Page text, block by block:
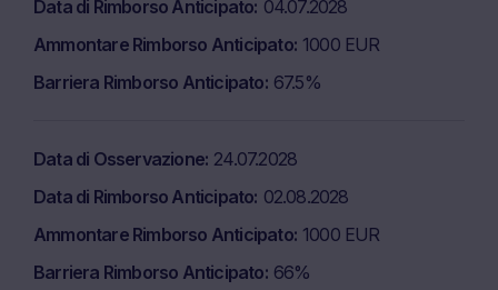
Data di Rimborso Anticipato 04.07.2028
Ammontare Rimborso Anticipato 1000 EUR
Barriera Rimborso Anticipato 67.5%
Data di Osservazione 24.07.2028
Data di Rimborso Anticipato 02.08.2028
Ammontare Rimborso Anticipato 1000 EUR
Barriera Rimborso Anticipato 66%
opinioni espresse sul sito web, di singoli siti web o
dell’intero funzionamento del sito web, ivi compresi i
servizi offerti, qualsiasi informazione, caratteristica e
tenuta a riportare o mantenere aggiornate le
Reclami
Gli utenti sono invitati a indirizzare qualsiasi
contestazione o reclamo in relazione al contenuto ed ai